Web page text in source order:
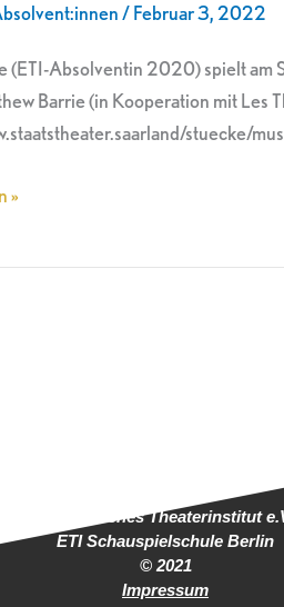
/Februar 3, 2022
(ETI-Absolventin 2020) spielt am
Barrie (in Kooperation mit Les
stuecke/
»
Europäisches Theaterinstitut
ETI Schauspielschule Berlin
© 2021
Impressum